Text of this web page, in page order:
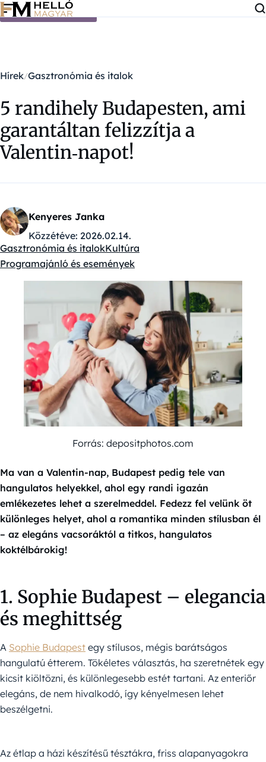
Ugrás a tartalomra
Hírek Gasztronómia és italok
5 randihely Budapesten, ami
garantáltan felizzítja a
Valentin‑napot!
Kenyeres Janka
Közzétéve: 2026.02.14.
Kategóriák:
Gasztronómia és italokKultúra
Programajánló és események
Forrás: depositphotos.com
Ma van a Valentin-nap, Budapest pedig tele van
hangulatos helyekkel, ahol egy randi igazán
emlékezetes lehet a szerelmeddel. Fedezz fel velünk öt
különleges helyet, ahol a romantika minden stílusban él
– az elegáns vacsoráktól a titkos, hangulatos
koktélbárokig!
1. Sophie Budapest – elegancia
és meghittség
A Sophie Budapest egy stílusos, mégis barátságos
hangulatú étterem. Tökéletes választás, ha szeretnétek egy
kicsit kiöltözni, és különlegesebb estét tartani. Az enteriőr
elegáns, de nem hivalkodó, így kényelmesen lehet
beszélgetni.
Az étlap a házi készítésű tésztákra, friss alapanyagokra